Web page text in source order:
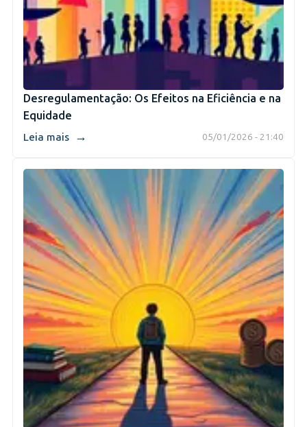
Desregulamentação: Os Efeitos na Eficiência e na
Equidade
05/01/2026 - 21:40
Leia mais →